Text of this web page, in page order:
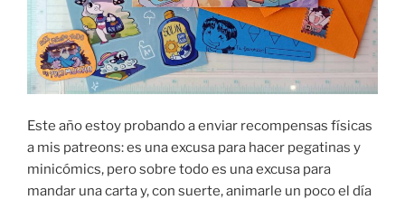
Este año estoy probando a enviar recompensas físicas
a mis patreons: es una excusa para hacer pegatinas y
minicómics, pero sobre todo es una excusa para
mandar una carta y, con suerte, animarle un poco el día